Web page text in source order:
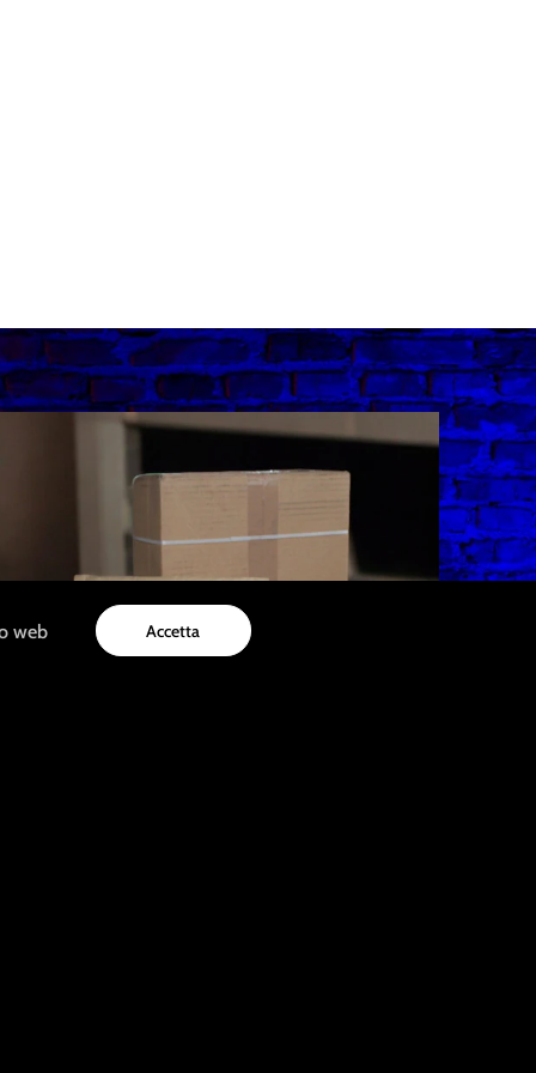
web Accetta